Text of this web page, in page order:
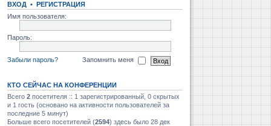
ВХОД • РЕГИСТРАЦИЯ
Имя пользователя:
Пароль:
Забыли пароль? Запомнить меня
КТО СЕЙЧАС НА КОНФЕРЕНЦИИ
Всего 2 посетителя :: 1 зарегистрированный, 0 скрытых
и 1 гость (основано на активности пользователей за
последние 5 минут)
Больше всего посетителей (2594) здесь было 28 дек